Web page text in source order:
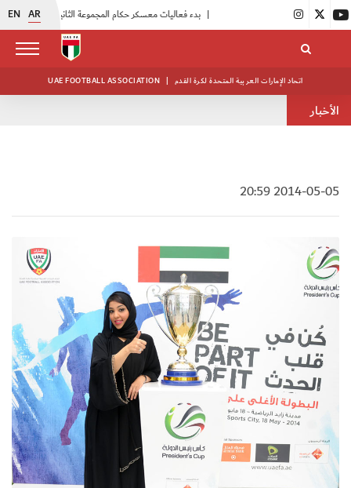
EN AR بدء فعاليات معسكر حكام المجموعة الثانية
UAE FOOTBALL ASSOCIATION | اتحاد الإمارات العربية المتحدة لكرة القدم
الأخبار
2014-05-05 20:59